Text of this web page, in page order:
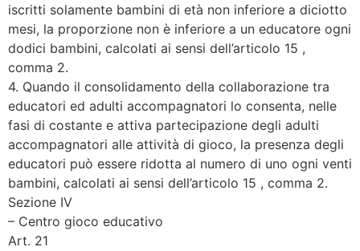
iscritti solamente bambini di età non inferiore a diciotto
mesi, la proporzione non è inferiore a un educatore ogni
dodici bambini, calcolati ai sensi dell’articolo 15 ,
comma 2.
4. Quando il consolidamento della collaborazione tra
educatori ed adulti accompagnatori lo consenta, nelle
fasi di costante e attiva partecipazione degli adulti
accompagnatori alle attività di gioco, la presenza degli
educatori può essere ridotta al numero di uno ogni venti
bambini, calcolati ai sensi dell’articolo 15 , comma 2.
Sezione IV
– Centro gioco educativo
Art. 21